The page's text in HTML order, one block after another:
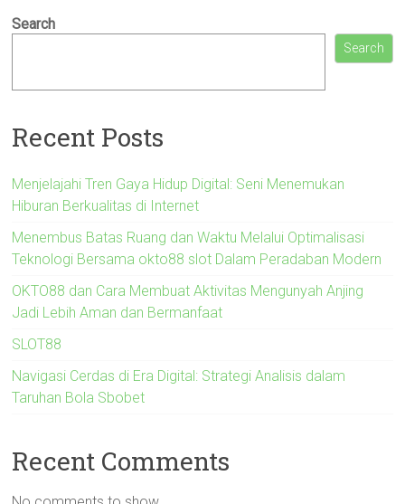
Search
Search
Recent Posts
Menjelajahi Tren Gaya Hidup Digital: Seni Menemukan
Hiburan Berkualitas di Internet
Menembus Batas Ruang dan Waktu Melalui Optimalisasi
Teknologi Bersama okto88 slot Dalam Peradaban Modern
OKTO88 dan Cara Membuat Aktivitas Mengunyah Anjing
Jadi Lebih Aman dan Bermanfaat
SLOT88
Navigasi Cerdas di Era Digital: Strategi Analisis dalam
Taruhan Bola Sbobet
Recent Comments